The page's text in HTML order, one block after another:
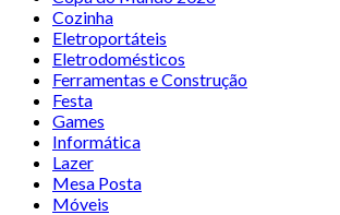
Cozinha
Eletroportáteis
Eletrodomésticos
Ferramentas e Construção
Festa
Games
Informática
Lazer
Mesa Posta
Móveis